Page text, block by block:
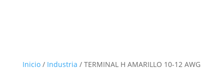
Inicio/ Industria / TERMINAL H AMARILLO 10-12 AWG